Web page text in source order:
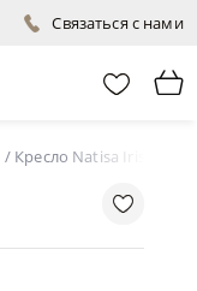
Связаться с нами
/ Кресло Natisa Iris-P